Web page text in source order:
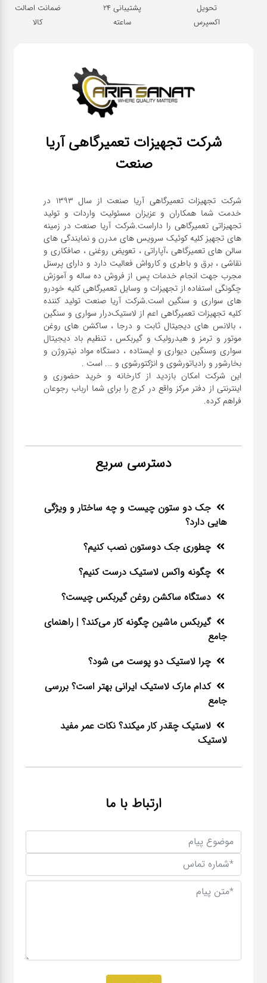
تحویل
اکسپرس
پشتیبانی 24
ساعته
ضمانت اصالت
کالا
شرکت تجهیزات تعمیرگاهی آریا
صنعت
شرکت تجهیزات تعمیرگاهی آریا صنعت از سال ۱۳۹۳ در
خدمت شما همکاران و عزیزان مسئولیت واردات و تولید
تجهیزاتی تعمیرگاهی را داراست.شرکت آریا صنعت در زمینه
های تجهیز کلیه کوئیک سرویس های مدرن و نمایندگی های
سالن های تعمیرگاهی ،آپاراتی ، تعویض روغنی ، صافکاری و
نقاشی ، برق و باطری و کارواش فعالیت دارد و دارای پرسنل
مجرب جهت انجام خدمات پس از فروش ده ساله و آموزش
چگونگی استفاده از تجهیزات و وسایل تعمیرگاهی کلیه خودرو
های سواری و سنگین است.شرکت آریا صنعت تولید کننده
کلیه تجهیزات تعمیرگاهی اعم از لاستیک‌درار سواری و ‌سنگین
، بالانس های دیجیتال ثابت و درجا ، ساکشن های روغن
موتور و ترمز و هیدرولیک و گیربکس ، تنظیم باد دیجیتال
سواری و‌سنگین دیواری و ایستاده ، دستگاه مواد نیتروژن و
این شرکت امکان بازدید از کارخانه و خرید حضوری و
اینترنتی از دفتر مرکز واقع در کرج را برای شما ارباب رجوعان
فراهم کرده.
دسترسی سریع
جک دو ستون چیست و چه ساختار و ویژگی
هایی دارد؟
چطوری جک دوستون نصب کنیم؟
چگونه واکس لاستیک درست کنیم؟
دستگاه ساکشن روغن گیربکس چیست؟
گیربکس ماشین چگونه کار می‌کند؟ | راهنمای
جامع
چرا لاستیک دو پوست می شود؟
کدام مارک لاستیک ایرانی بهتر است؟ بررسی
جامع
لاستیک چقدر کار میکند؟ نکات عمر مفید
لاستیک
ارتباط با ما